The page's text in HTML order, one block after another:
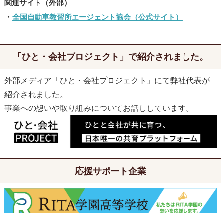
全国自動車教習所エージェント協会（公式サイト）
「ひと・会社プロジェクト」で紹介されました。
外部メディア「ひと・会社プロジェクト」にて弊社代表が
紹介されました。
事業への想いや取り組みについてお話ししています。
応援サポート企業